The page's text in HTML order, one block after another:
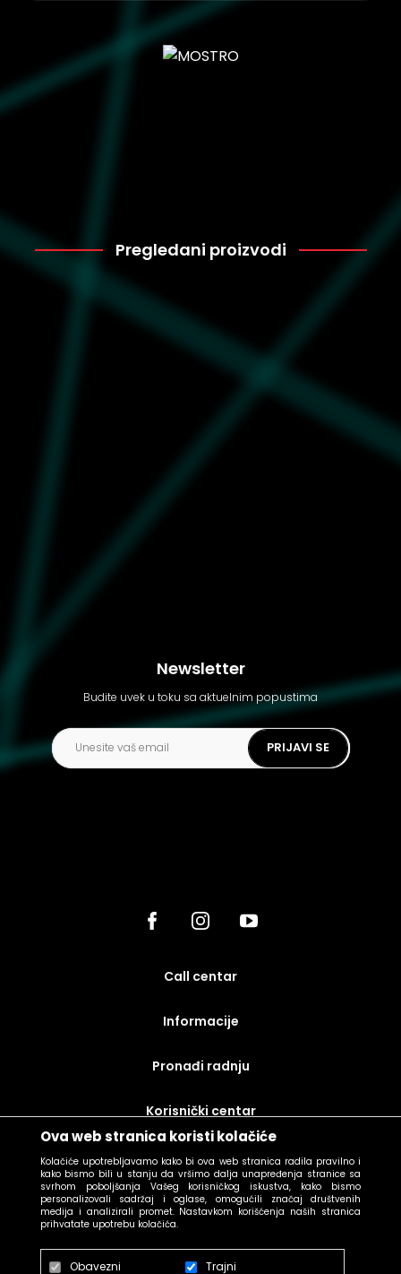
Ova web stranica koristi kolačiće
Kolačiće upotrebljavamo kako bi ova web stranica radila pravilno i
kako bismo bili u stanju da vršimo dalja unapređenja stranice sa
svrhom poboljšanja Vašeg korisničkog iskustva, kako bismo
personalizovali sadržaj i oglase, omogućili značaj društvenih
medija i analizirali promet. Nastavkom korišćenja naših stranica
prihvatate upotrebu kolačića.
Obavezni Trajni
Pregledani proizvodi
Newsletter
Budite uvek u toku sa aktuelnim popustima
PRIJAVI SE
call centar
Informacije
Pronađi radnju
korisnički centar
uslovi prodaje